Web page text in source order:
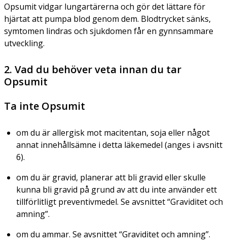
Opsumit vidgar lungartärerna och gör det lättare för
hjärtat att pumpa blod genom dem. Blodtrycket sänks,
symtomen lindras och sjukdomen får en gynnsammare
utveckling.
2. Vad du behöver veta innan du tar
Opsumit
Ta inte Opsumit
om du är allergisk mot macitentan, soja eller något
annat innehållsämne i detta läkemedel (anges i avsnitt
6).
om du är gravid, planerar att bli gravid eller skulle
kunna bli gravid på grund av att du inte använder ett
tillförlitligt preventivmedel. Se avsnittet “Graviditet och
amning”.
om du ammar. Se avsnittet “Graviditet och amning”.